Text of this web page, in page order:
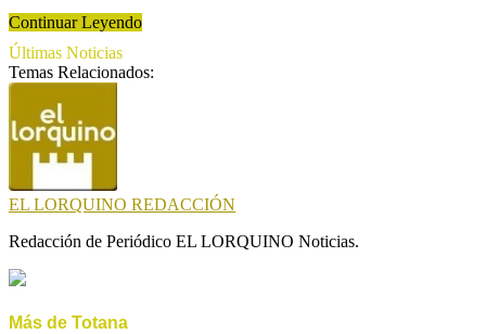
Continuar Leyendo
Últimas Noticias
Temas Relacionados:
EL LORQUINO REDACCIÓN
Redacción de Periódico EL LORQUINO Noticias.
Más de Totana